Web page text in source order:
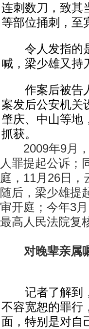
连刺数刀，致其
等部位捅刺，至
令人发指的是
喊，梁少雄又持
作案后被告人
案发后公安机关
肇庆、中山等地
抓获。
2009年9月，
人罪提起公诉；
庭，11月26日，
随后，梁少雄提
审开庭；今年3
最高人民法院复
对晚辈亲属
记者了解到，
不容宽恕的罪行
面，特别是对自